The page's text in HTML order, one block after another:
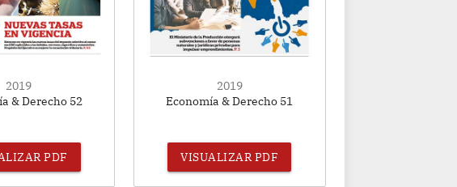
2019
& Derecho 52
PDF
2019
Economía & Derecho 51
VISUALIZAR PDF